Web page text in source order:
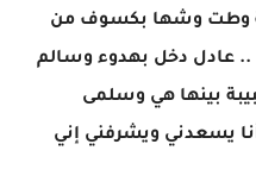
وطت وشها بكسوف من
.. عادل دخل بهدوء وسالم
بينها هي وسلمى
يسعدني ويشرفني إني